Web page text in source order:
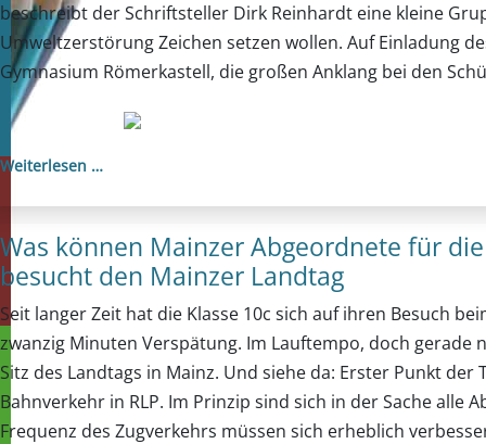
beschreibt der Schriftsteller Dirk Reinhardt eine kleine
Umweltzerstörung Zeichen setzen wollen. Auf Einladung
Gymnasium Römerkastell, die großen Anklang bei den
Weiterlesen …
Was können Mainzer Abgeordnete für
besucht den Mainzer Landtag
Seit langer Zeit hat die Klasse 10c sich auf ihren Besuch
zwanzig Minuten Verspätung. Im Lauftempo, doch
Sitz des Landtags in Mainz. Und siehe da: Erster Punkt
Bahnverkehr in RLP. Im Prinzip sind sich in der Sache alle
Frequenz des Zugverkehrs müssen sich erheblich